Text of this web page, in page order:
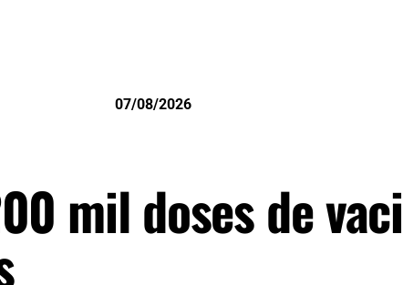
07/08/2026
mil doses de